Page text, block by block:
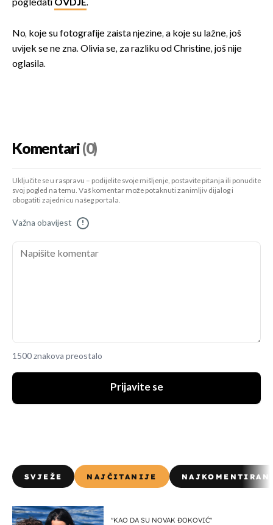
pogledati OVDJE.
No, koje su fotografije zaista njezine, a koje su lažne, još
uvijek se ne zna. Olivia se, za razliku od Christine, još nije
oglasila.
Komentari(0)
Uključite se u raspravu – podijelite svoje mišljenje, postavite pitanja ili ponudite
svoj pogled na temu. Vaš komentar može potaknuti zanimljiv dijalog i
obogatiti zajednicu našeg portala.
Važna obavijest !
1500 znakova preostalo
Prijavite se
SVJEŽE NAJČITANIJE
"KAO DA SU NOVAK ĐOKOVIĆ"